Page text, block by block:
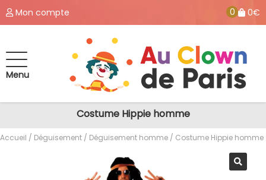
Mon compte 0 0€
Menu
Costume Hippie homme
Accueil / Déguisement / Déguisement homme / Costume Hippie homme